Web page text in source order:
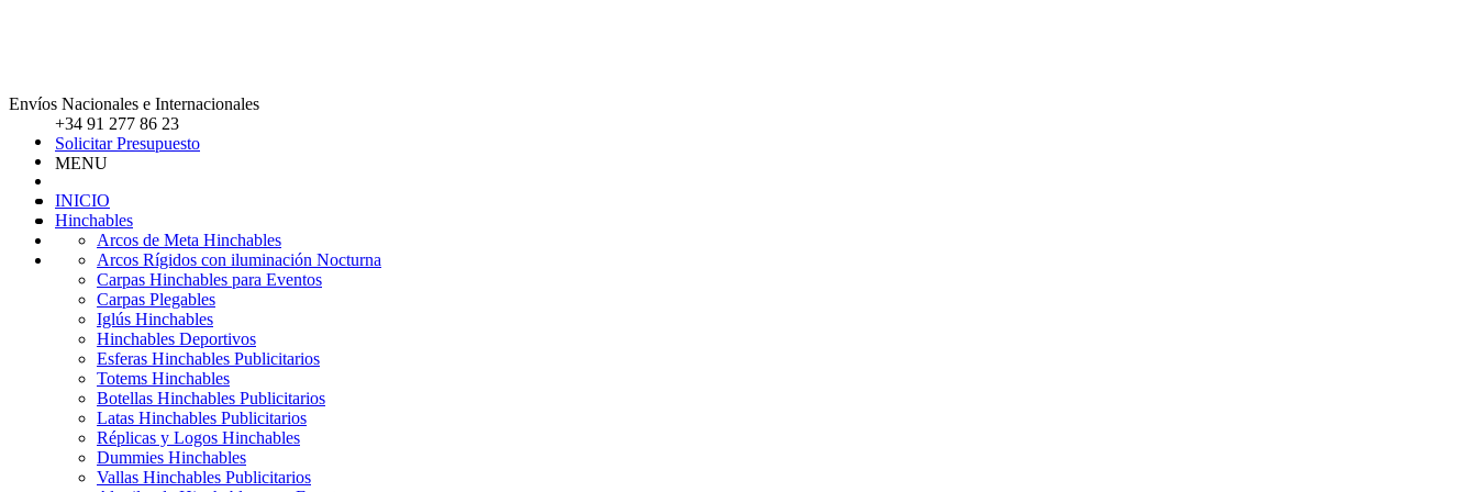
Envíos Nacionales e Internacionales
+34 91 277 86 23
Solicitar Presupuesto
MENU
INICIO
Hinchables
Arcos de Meta Hinchables
Arcos Rígidos con iluminación Nocturna
Carpas Hinchables para Eventos
Carpas Plegables
Iglús Hinchables
Hinchables Deportivos
Esferas Hinchables Publicitarios
Totems Hinchables
Botellas Hinchables Publicitarios
Latas Hinchables Publicitarios
Réplicas y Logos Hinchables
Dummies Hinchables
Vallas Hinchables Publicitarios